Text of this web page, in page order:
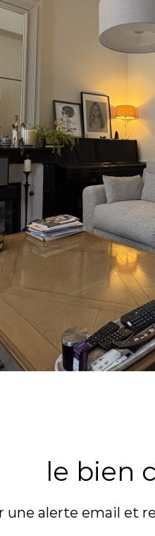
le bien
une alerte email et